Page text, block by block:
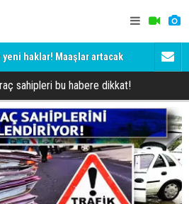
haklar! Maaşlar artacak Aman
sahipleri bu habere dikkat!